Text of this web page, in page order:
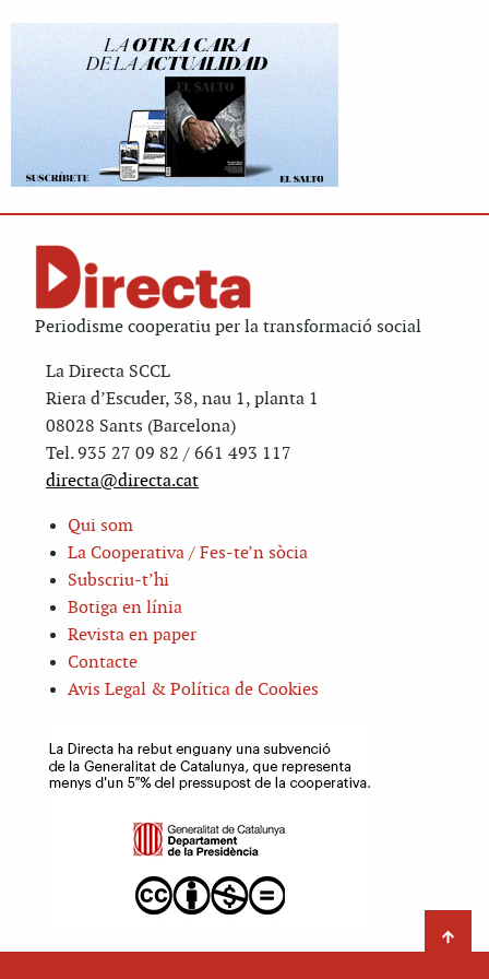
Periodisme cooperatiu per la transformació social
La Directa SCCL
Riera d’Escuder, 38, nau 1, planta 1
08028 Sants (Barcelona)
Tel. 935 27 09 82 / 661 493 117
directa@directa.cat
Qui som
La Cooperativa / Fes-te’n sòcia
Subscriu-t’hi
Botiga en línia
Revista en paper
Contacte
Avis Legal & Política de Cookies